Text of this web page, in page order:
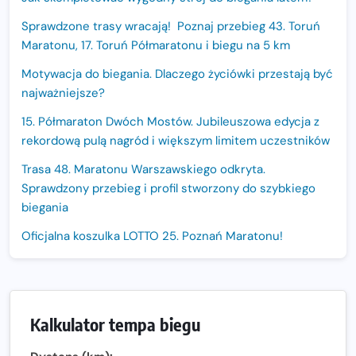
Sprawdzone trasy wracają! Poznaj przebieg 43. Toruń
Maratonu, 17. Toruń Półmaratonu i biegu na 5 km
Motywacja do biegania. Dlaczego życiówki przestają być
najważniejsze?
15. Półmaraton Dwóch Mostów. Jubileuszowa edycja z
rekordową pulą nagród i większym limitem uczestników
Trasa 48. Maratonu Warszawskiego odkryta.
Sprawdzony przebieg i profil stworzony do szybkiego
biegania
Oficjalna koszulka LOTTO 25. Poznań Maratonu!
Kalkulator tempa biegu